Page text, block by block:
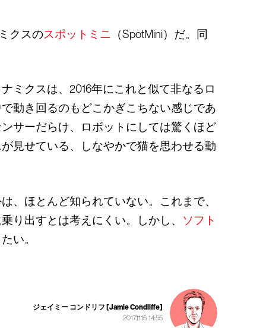
クスのスポットミニ （SpotMini）だ。同
ミクスは、2016年にこれと似て非なるロ
動き回るのもどこかぎこちない感じであ
サーだらけ、ロボットにしては驚くほど
見せている、しなやかで猫を思わせる動
、ほとんど知られていない。これまで、
り出すとは考えにくい。しかし、 ソフト
い。
ジェイミー コンドリフ [Jamie Condliffe]
2017.11.15, 14:55